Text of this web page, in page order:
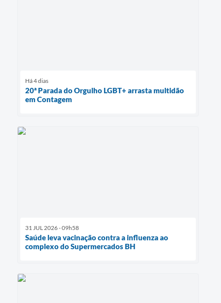
Há 4 dias
20ª Parada do Orgulho LGBT+ arrasta multidão
em Contagem
31 JUL 2026 - 09h58
Saúde leva vacinação contra a influenza ao
complexo do Supermercados BH